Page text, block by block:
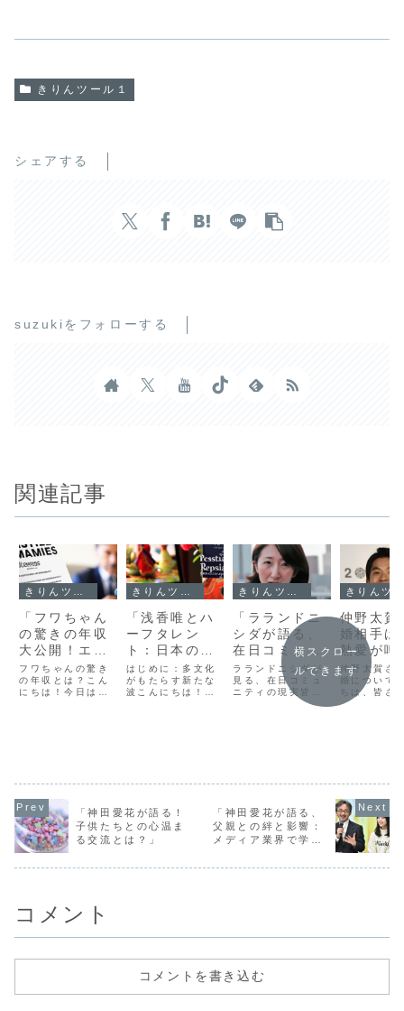
きりんツール１
シェアする
suzukiをフォローする
関連記事
「フワちゃん
の驚きの年収
大公開！エン
タメ業界での
成功の秘密と
は？」
フワちゃんの驚き
の年収とは？こん
にちは！今日は、
収について掘り下
げていきたいと思
います。フワちゃ
んは、YouTuber
としてだけ...
「浅香唯とハ
ーフタレン
ト：日本のエ
ンターテイメ
ント業界にお
ける多文化の
はじめに：多文化
がもたらす新たな
波こんにちは！今
ちがどのようにし
い風を吹き込んで
いるのかを掘り下
げていきます。日
本...
「ラランドニ
シダが語る、
在日コミュニ
ティのリア
ル：多文化共
生の現場か
ラランドニシダが
見る、在日コミュ
ニティの現実皆さ
ん、こんにちは！
きたいと思いま
多文化共生の現場
で活躍されている
方で、その経験か
ら...
仲野太賀
婚相手は
熱愛が噂
た彼女を
してみた
仲野太賀さ
婚について
ちは、皆さ
日は、俳優
情について
る方も多い
ないでしょ
まずは、仲
さんは既に
し...
横スクロー
ルできます
「神田愛花が語る！
子供たちとの心温ま
る交流とは？」
「神田愛花が語る、
父親との絆と影響：
メディア業界で学ん
コメント
コメントを書き込む